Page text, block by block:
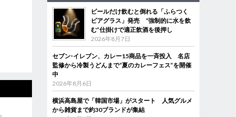
ビールだけ飲むと倒れる「ふらつく
ビアグラス」発売 “強制的に水を飲
む”仕掛けで適正飲酒を後押し
2026年8月7日
セブン‐イレブン、カレー15商品を一斉投入 名店
監修から冷製うどんまで“夏のカレーフェス”を開催
中
2026年8月6日
横浜高島屋で「韓国市場」がスタート 人気グルメ
から雑貨まで約30ブランドが集結